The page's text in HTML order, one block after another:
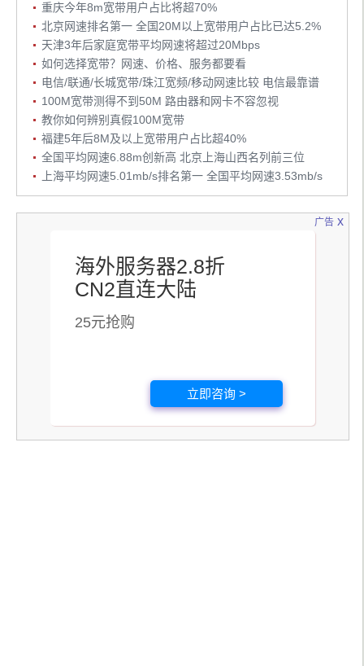
重庆今年8m宽带用户占比将超70%
北京网速排名第一 全国20M以上宽带用户占比已达5.2%
天津3年后家庭宽带平均网速将超过20Mbps
如何选择宽带？网速、价格、服务都要看
电信/联通/长城宽带/珠江宽频/移动网速比较 电信最靠谱
100M宽带测得不到50M 路由器和网卡不容忽视
教你如何辨别真假100M宽带
福建5年后8M及以上宽带用户占比超40%
全国平均网速6.88m创新高 北京上海山西名列前三位
上海平均网速5.01mb/s排名第一 全国平均网速3.53mb/s
广告
海外服务器2.8折
CN2直连大陆
25元抢购
立即咨询 >
x